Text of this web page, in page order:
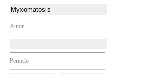
Autor
Período